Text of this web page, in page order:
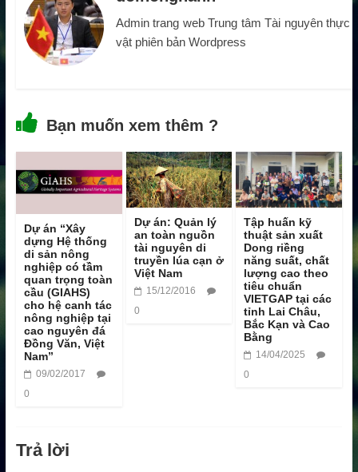
Admin trang web Trung tâm Tài nguyên thực
vật phiên bản Wordpress
Bạn muốn xem thêm ?
Dự án “Xây
dựng Hệ thống
di sản nông
nghiệp có tầm
quan trọng toàn
cầu (GIAHS)
cho hệ canh tác
nông nghiệp tại
cao nguyên đá
Đồng Văn, Việt
Nam”
09/02/2017
0
Dự án: Quản lý
an toàn nguồn
tài nguyên di
truyền lúa cạn ở
Việt Nam
15/12/2016
0
Tập huấn kỹ
thuật sản xuất
Dong riềng
năng suất, chất
lượng cao theo
tiêu chuẩn
VIETGAP tại các
tỉnh Lai Châu,
Bắc Kạn và Cao
Bằng
14/04/2025
0
Trả lời